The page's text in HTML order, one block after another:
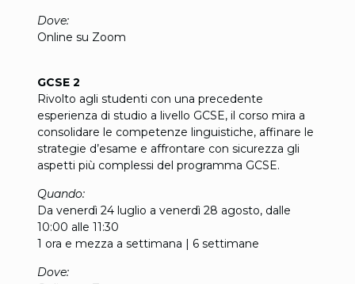
Dove:
Online su Zoom
GCSE 2
Rivolto agli studenti con una precedente
esperienza di studio a livello GCSE, il corso mira a
consolidare le competenze linguistiche, affinare le
strategie d’esame e affrontare con sicurezza gli
aspetti più complessi del programma GCSE.
Quando:
Da venerdì 24 luglio a venerdì 28 agosto, dalle
10:00 alle 11:30
1 ora e mezza a settimana | 6 settimane
Dove: